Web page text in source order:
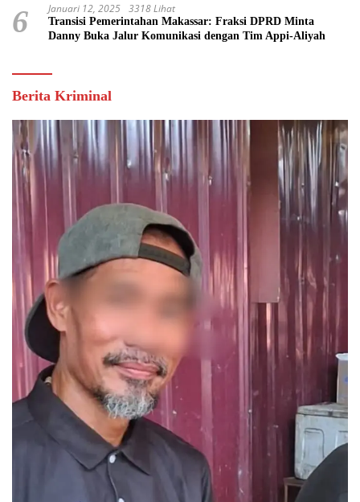
6 Januari 12, 2025 3318 Lihat
Transisi Pemerintahan Makassar: Fraksi DPRD Minta
Danny Buka Jalur Komunikasi dengan Tim Appi-Aliyah
Berita Kriminal